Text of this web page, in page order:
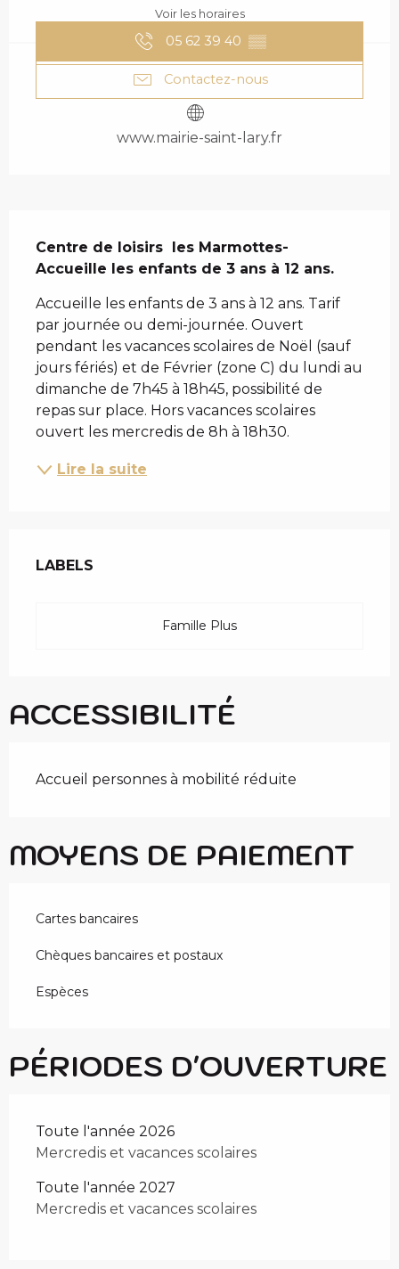
Voir les horaires
05 62 39 40 ▒▒
Contactez-nous
www.mairie-saint-lary.fr
Centre de loisirs  les Marmottes-
Accueille les enfants de 3 ans à 12 ans.
Accueille les enfants de 3 ans à 12 ans. Tarif
par journée ou demi-journée. Ouvert
pendant les vacances scolaires de Noël (sauf
jours fériés) et de Février (zone C) du lundi au
dimanche de 7h45 à 18h45, possibilité de
repas sur place. Hors vacances scolaires
ouvert les mercredis de 8h à 18h30.
Lire la suite
LABELS
LABELS
Famille Plus
ACCESSIBILITÉ
Accueil personnes à mobilité réduite
MOYENS DE PAIEMENT
Cartes bancaires
Chèques bancaires et postaux
Espèces
PÉRIODES D'OUVERTURE
Toute l'année 2026
Mercredis et vacances scolaires
Toute l'année 2027
Mercredis et vacances scolaires